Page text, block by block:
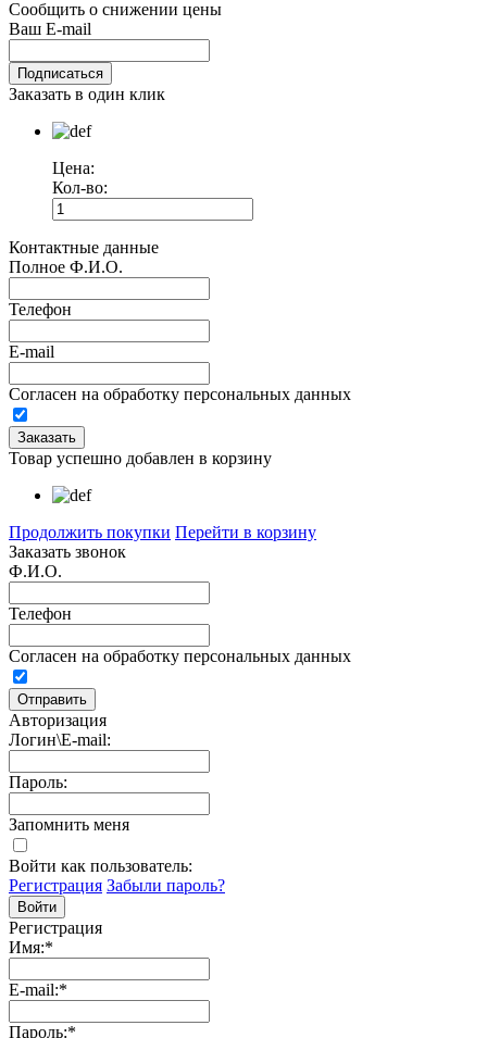
Сообщить о снижении цены
Ваш E-mail
Заказать в один клик
Цена:
Кол-во:
Контактные данные
Полное Ф.И.О.
Телефон
E-mail
Согласен на обработку персональных данных
Товар успешно добавлен в корзину
Продолжить покупки Перейти в корзину
Заказать звонок
Ф.И.О.
Телефон
Согласен на обработку персональных данных
Авторизация
Логин\E-mail:
Пароль:
Запомнить меня
Войти как пользователь:
Регистрация Забыли пароль?
Регистрация
Имя:*
E-mail:*
Пароль:*